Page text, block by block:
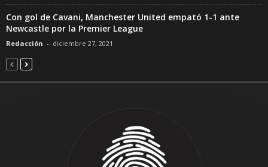
Con gol de Cavani, Manchester United empató 1-1 ante
Newcastle por la Premier League
Redacción - diciembre 27, 2021